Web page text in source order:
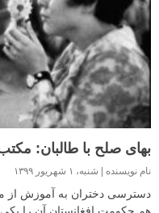
بهای صلح با طالبان:
نام نویسنده شنبه، ۱ شهریور ۱۳۹۹
دسترسی دختران به آموزش از